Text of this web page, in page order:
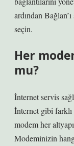
ardından
seçin.
Her
mu?
İnternet servis
İnternet gibi farklı
modem her
Modeminizin